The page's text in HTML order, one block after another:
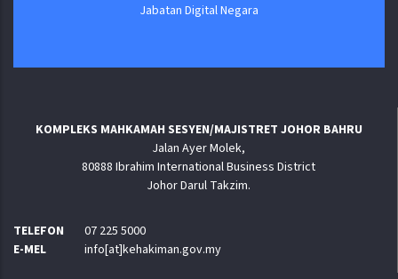
Jabatan Digital Negara
KOMPLEKS MAHKAMAH SESYEN/MAJISTRET JOHOR BAHRU
Jalan Ayer Molek,
80888 Ibrahim International Business District
Johor Darul Takzim.
TELEFON
07 225 5000
E-MEL
info[at]kehakiman.gov.my